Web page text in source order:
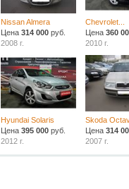
Nissan Almera
Цена314 000 руб.
2008 г.
Chevrolet...
Цена360
2010 г.
Hyundai Solaris
Цена395 000 руб.
2012 г.
Skoda
Цена314
2007 г.